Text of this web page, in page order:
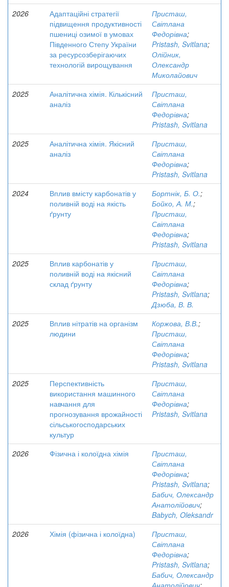
2026
Адаптаційні стратегії
підвищення продуктивності
пшениці озимої в умовах
Південного Степу України
за ресурсозберігаючих
технологій вирощування
Присташ,
Світлана
Федорівна;
Pristash, Svitlana;
Олійник,
Олександр
Миколайович
2025
Аналітична хімія. Кількісний
аналіз
Присташ,
Світлана
Федорівна;
Pristash, Svitlana
2025
Аналітична хімія. Якісний
аналіз
Присташ,
Світлана
Федорівна;
Pristash, Svitlana
2024
Вплив вмісту карбонатів у
поливній воді на якість
ґрунту
Бортнік, Б. О.;
Бойко, А. М.;
Присташ,
Світлана
Федорівна;
Pristash, Svitlana
2025
Вплив карбонатів у
поливній воді на якісний
склад ґрунту
Присташ,
Світлана
Федорівна;
Pristash, Svitlana;
Дзюба, В. В.
2025
Вплив нітратів на організм
людини
Коржова, В.В.;
Присташ,
Світлана
Федорівна;
Pristash, Svitlana
2025
Перспективність
використання машинного
навчання для
прогнозування врожайності
сільськогосподарських
культур
Присташ,
Світлана
Федорівна;
Pristash, Svitlana
2026 Фізична і колоїдна хімія
Присташ,
Світлана
Федорівна;
Pristash, Svitlana;
Бабич, Олександр
Анатолійович;
Babych, Oleksandr
2026
Хімія (фізична і колоїдна)
Присташ,
Світлана
Федорівна;
Pristash, Svitlana;
Бабич, Олександр
Анатолійович;